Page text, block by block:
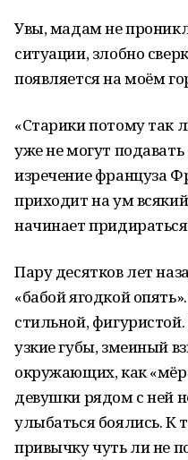
Увы, мадам не
ситуации, злобно
появляется на моём
«Старики потому так
уже не могут
изречение француза
приходит на ум
начинает
Пару десятков лет
«бабой ягодкой
стильной,
узкие губы, змеиный
окружающих, как
девушки рядом с ней
улыбаться боялись.
привычку чуть ли не